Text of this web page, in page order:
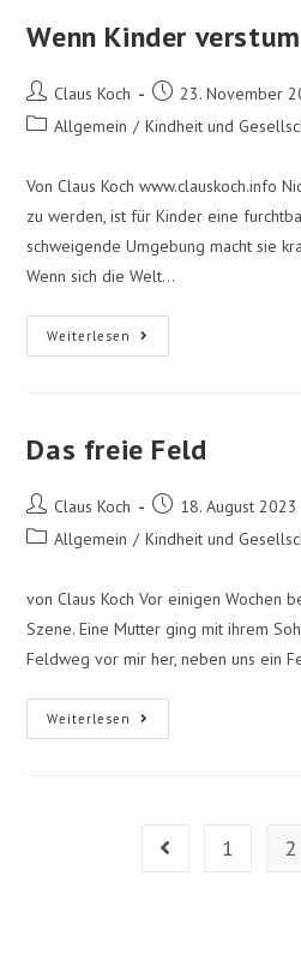
Wenn Kinder
Claus Koch
23. November
Allgemein / Kindheit und
Von Claus Koch www.clauskoch.info
zu werden, ist für Kinder eine
schweigende Umgebung macht sie
Wenn sich die Welt…
Weiterlesen
Das freie Feld
Claus Koch
18. August 2023
Allgemein / Kindheit und
von Claus Koch Vor einigen Wochen
Szene. Eine Mutter ging mit ihrem
Feldweg vor mir her, neben uns ein
Weiterlesen
1 2